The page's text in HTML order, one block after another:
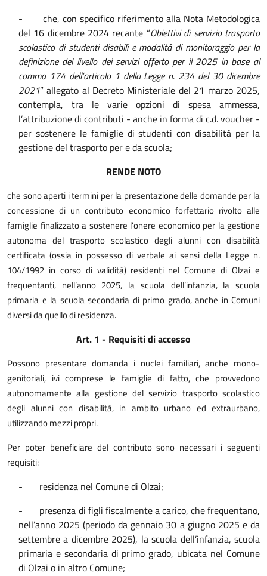
-che, con specifico riferimento alla Nota Metodologica
del 16 dicembre 2024 recante “Obiettivi di servizio trasporto
scolastico di studenti disabili e modalità di monitoraggio per la
definizione del livello dei servizi offerto per il 2025 in base al
comma 174 dell’articolo 1 della Legge n. 234 del 30 dicembre
2021” allegato al Decreto Ministeriale del 21 marzo 2025,
contempla, tra le varie opzioni di spesa ammessa,
l’attribuzione di contributi - anche in forma di c.d. voucher -
per sostenere le famiglie di studenti con disabilità per la
gestione del trasporto per e da scuola;
RENDE NOTO
che sono aperti i termini per la presentazione delle domande per la
concessione di un contributo economico forfettario rivolto alle
famiglie finalizzato a sostenere l’onere economico per la gestione
autonoma del trasporto scolastico degli alunni con disabilità
certificata (ossia in possesso di verbale ai sensi della Legge n.
104/1992 in corso di validità) residenti nel Comune di Olzai e
frequentanti, nell’anno 2025, la scuola dell’infanzia, la scuola
primaria e la scuola secondaria di primo grado, anche in Comuni
diversi da quello di residenza.
Art. 1 - Requisiti di accesso
Possono presentare domanda i nuclei familiari, anche mono-
genitoriali, ivi comprese le famiglie di fatto, che provvedono
autonomamente alla gestione del servizio trasporto scolastico
degli alunnicon disabilità, in ambito urbano ed extraurbano,
utilizzando mezzi propri.
Per poter beneficiare del contributo sono necessari i seguenti
requisiti:
- residenza nel Comune di Olzai;
- presenza di figli fiscalmente a carico, che frequentano,
nell’anno 2025 (periodo da gennaio 30 a giugno 2025 e da
settembre a dicembre 2025), la scuola dell’infanzia, scuola
primaria e secondaria di primo grado, ubicata nel Comune
di Olzai o in altro Comune;